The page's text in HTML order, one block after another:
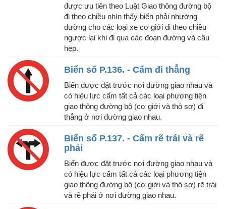
được ưu tiên theo Luật Giao thông đường bộ
đi theo chiều nhìn thấy biển phải nhường
đường cho các loại xe cơ giới đi theo chiều
ngược lại khi đi qua các đoạn đường và cầu
hẹp.
Biển số P.136. - Cấm đi thẳng
Biển được đặt trước nơi đường giao nhau và
có hiệu lực cấm tất cả các loại phương tiện
giao thông đường bộ (cơ giới và thô sơ) đi
thẳng ở nơi đường giao nhau.
Biển số P.137. - Cấm rẽ trái và rẽ
phải
Biển được đặt trước nơi đường giao nhau và
có hiệu lực cấm tất cả các loại phương tiện
giao thông đường bộ (cơ giới và thô sơ) rẽ trái
và rẽ phải ở nơi đường giao nhau.